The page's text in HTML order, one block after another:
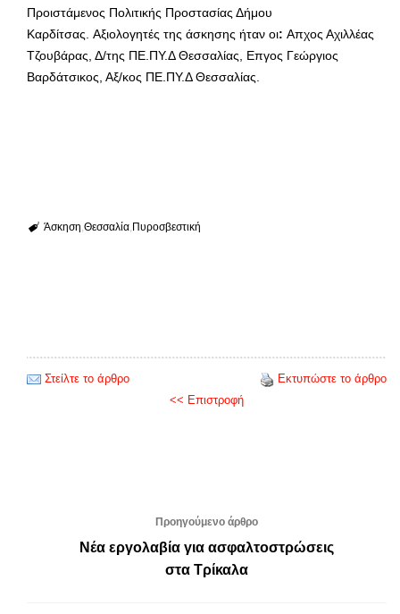
Προιστάμενος Πολιτικής Προστασίας Δήμου
Καρδίτσας. Αξιολογητές της άσκησης ήταν οι: Απχος Αχιλλέας
Τζουβάρας, Δ/της ΠΕ.ΠΥ.Δ Θεσσαλίας, Επγος Γεώργιος
Βαρδάτσικος, Αξ/κος ΠΕ.ΠΥ.Δ Θεσσαλίας.
Άσκηση Θεσσαλία Πυροσβεστική
Στείλτε το άρθρο
Εκτυπώστε το άρθρο
<< Επιστροφή
Προηγούμενο άρθρο
Νέα εργολαβία για ασφαλτοστρώσεις
στα Τρίκαλα